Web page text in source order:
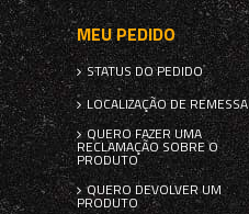
MEU PEDIDO
STATUS DO PEDIDO
LOCALIZAÇÃO DE REMESSA
QUERO FAZER UMA
RECLAMAÇÃO SOBRE O
PRODUTO
QUERO DEVOLVER UM
PRODUTO